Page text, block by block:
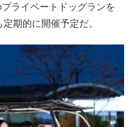
ライベートドッグランを
期的に開催予定だ。